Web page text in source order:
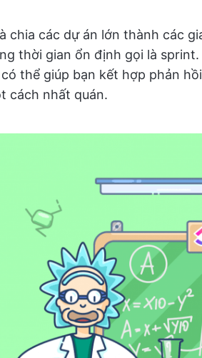
chia các dự án lớn thành các
thời gian ổn định gọi là
thể giúp bạn kết hợp phản
cách nhất quán.